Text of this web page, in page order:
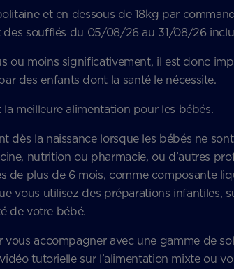
et en dessous de 18kg par
soufflés du 05/08/26 au 31/08/26
ou moins significativement, il est donc
des enfants dont la santé le nécessite.
la meilleure alimentation pour les bébés.
dès la naissance lorsque les bébés ne
nutrition ou pharmacie, ou d’autres
de plus de 6 mois, comme composante
vous utilisez des préparations infantiles,
de votre bébé.
accompagner avec une gamme de
tutorielle sur l’alimentation mixte ou